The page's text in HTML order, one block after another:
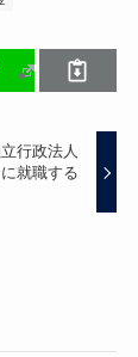
行政法人
就職する